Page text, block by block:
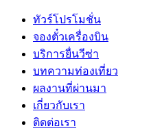
ทัวร์โปรโมชั่น
จองตั๋วเครื่องบิน
บริการยื่นวีซ่า
บทความท่องเที่ยว
ผลงานที่ผ่านมา
เกี่ยวกับเรา
ติดต่อเรา